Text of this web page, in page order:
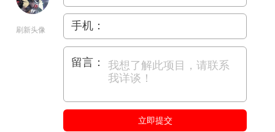
刷新头像 手机：
留言：
立即提交